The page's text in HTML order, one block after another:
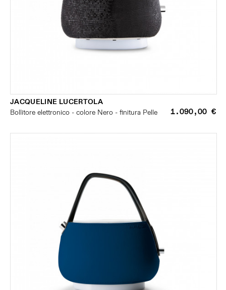
JACQUELINE LUCERTOLA
Bollitore elettronico - colore Nero - finitura Pelle
1.090,00 €